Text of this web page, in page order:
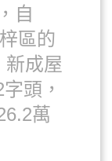
自
區的
新成屋
頭，
萬